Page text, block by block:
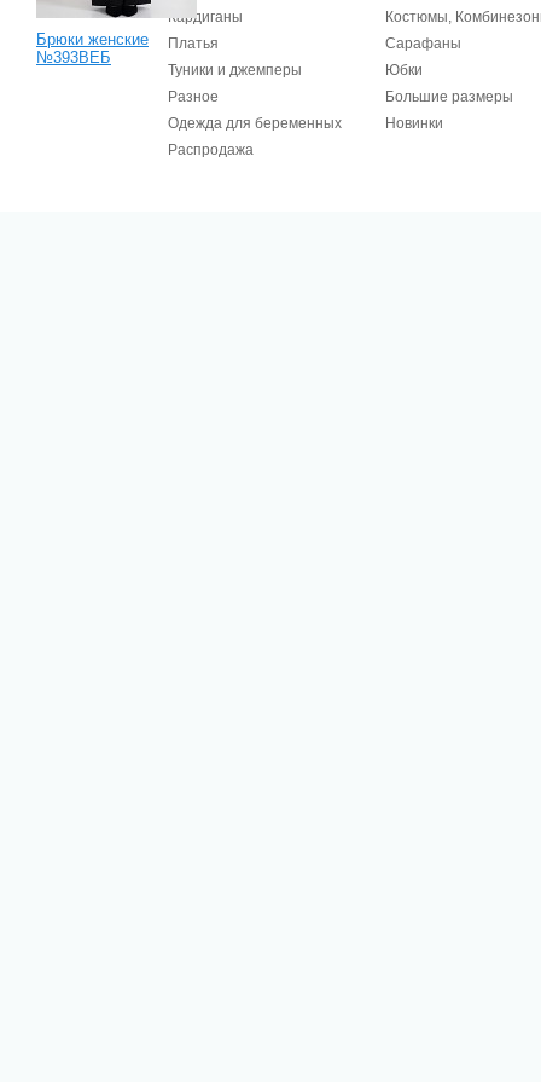
Брюки женские
№393ВЕБ
Кардиганы
Костюмы,
Платья
Сарафаны
Туники и джемперы
Юбки
Разное
Большие размеры
Одежда для беременных
Новинки
Распродажа